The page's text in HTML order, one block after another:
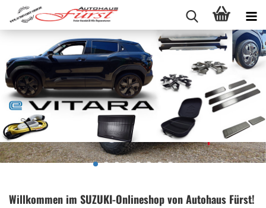
Willkommen im SUZUKI-Onlineshop von Autohaus Fürst!